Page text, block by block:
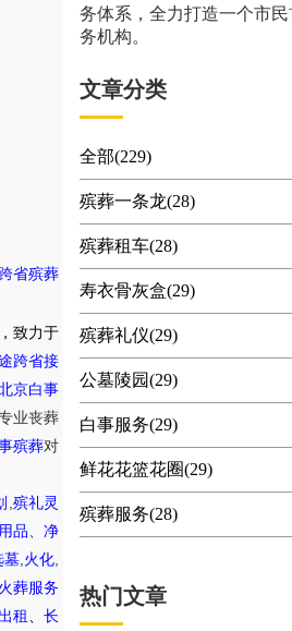
省殡葬
致力于
跨省接
京白事
业丧葬
殡葬对
殡礼灵
品 、净
墓, 火化
葬服务
租
、长
务体系，全力打造一个市
务机构。
文章分类
全部(229)
殡葬一条龙(28)
殡葬租车(28)
寿衣骨灰盒(29)
殡葬礼仪(29)
公墓陵园(29)
白事服务(29)
鲜花花篮花圈(29)
殡葬服务(28)
热门文章